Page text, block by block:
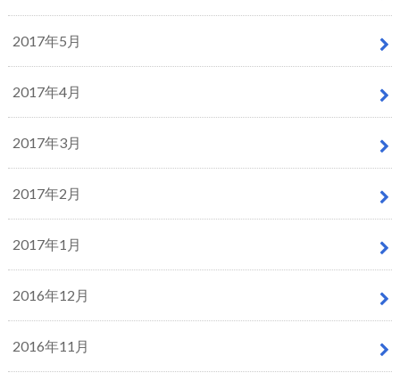
2017年5月
2017年4月
2017年3月
2017年2月
2017年1月
2016年12月
2016年11月